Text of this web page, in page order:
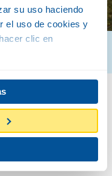
su uso haciendo
el uso de cookies y
clic en